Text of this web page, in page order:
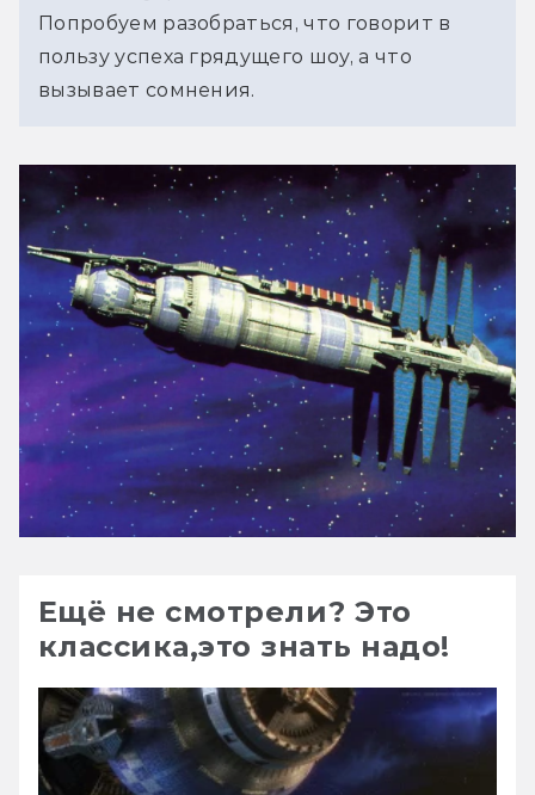
Попробуем разобраться, что говорит в
пользу успеха грядущего шоу, а что
вызывает сомнения.
Ещё не смотрели? Это
классика,это знать надо!